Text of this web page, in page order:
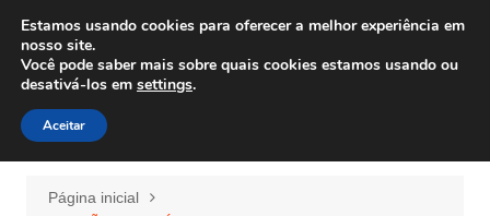
para
conteúdo
Wiley Wales
corais algas e vida marinha
Página inicial
Estamos usando cookies para oferecer a melhor experiência em
nosso site.
Você pode saber mais sobre quais cookies estamos usando ou
desativá-los em settings.
Aceitar